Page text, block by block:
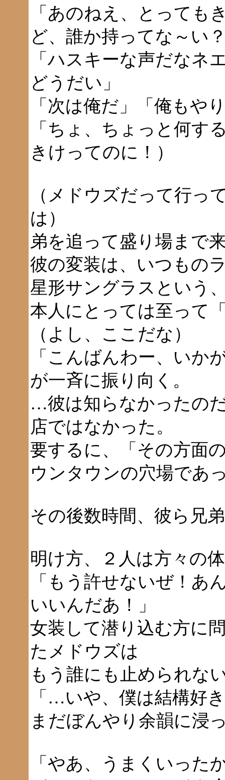
「あのねえ、とっても
ど、誰か持ってな～い
「ハスキーな声だなネ
どうだい」
「次は俺だ」「俺もや
「ちょ、ちょっと何す
きけってのに！）
（メドウズだって行っ
は）
弟を追って盛り場まで
彼の変装は、いつもの
星形サングラスという
本人にとっては至って
（よし、ここだな）
「こんばんわー、いか
が一斉に振り向く。
…彼は知らなかったの
店ではなかった。
要するに、「その方面
ウンタウンの穴場であ
その後数時間、彼ら兄
明け方、２人は方々の
「もう許せないぜ！あ
いいんだあ！」
女装して潜り込む方に
たメドウズは
もう誰にも止められな
「…いや、僕は結構好
まだぼんやり余韻に浸
「やあ、うまくいった